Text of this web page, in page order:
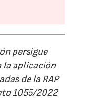
persigue
la aplicación
de la RAP
1055/2022